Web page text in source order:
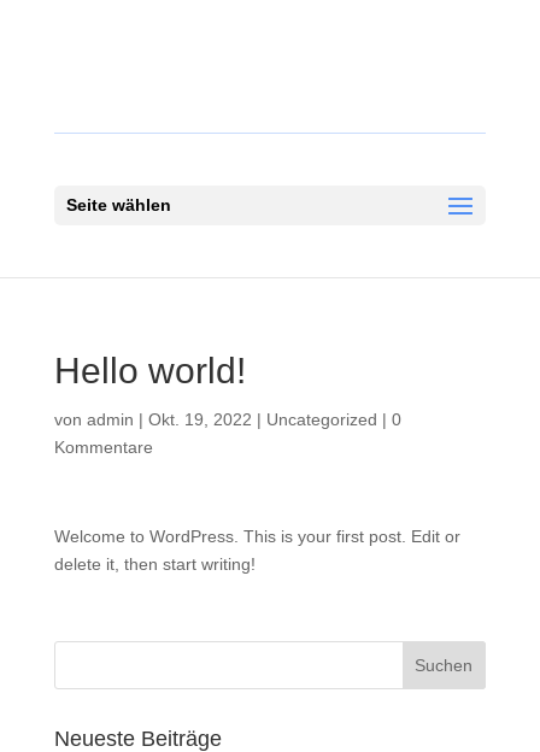
Seite wählen
Hello world!
von admin | Okt. 19, 2022 | Uncategorized | 0
Kommentare
Welcome to WordPress. This is your first post. Edit or
delete it, then start writing!
Neueste Beiträge